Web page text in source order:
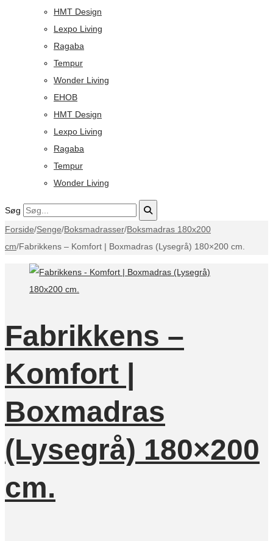
HMT Design
Lexpo Living
Ragaba
Tempur
Wonder Living
EHOB
HMT Design
Lexpo Living
Ragaba
Tempur
Wonder Living
Søg
Forside/Senge/Boksmadrasser/Boksmadras 180x200
cm/Fabrikkens – Komfort | Boxmadras (Lysegrå) 180×200 cm.
Fabrikkens –
Komfort |
Boxmadras
(Lysegrå) 180×200
cm.